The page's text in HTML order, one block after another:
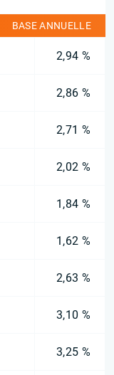
BASE ANNUELLE
2,94 %
2,86 %
2,71 %
2,02 %
1,84 %
1,62 %
2,63 %
3,10 %
3,25 %